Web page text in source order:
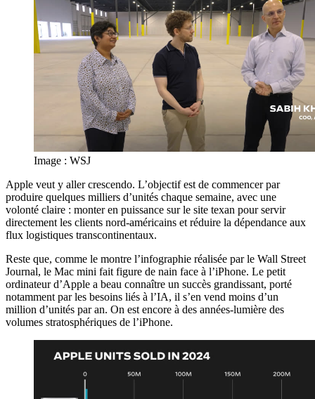
Image : WSJ
Apple veut y aller crescendo. L’objectif est de commencer par
produire quelques milliers d’unités chaque semaine, avec une
volonté claire : monter en puissance sur le site texan pour servir
directement les clients nord-américains et réduire la dépendance aux
flux logistiques transcontinentaux.
Reste que, comme le montre l’infographie réalisée par le Wall Street
Journal, le Mac mini fait figure de nain face à l’iPhone. Le petit
ordinateur d’Apple a beau connaître un succès grandissant, porté
notamment par les besoins liés à l’IA, il s’en vend moins d’un
million d’unités par an. On est encore à des années-lumière des
volumes stratosphériques de l’iPhone.